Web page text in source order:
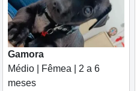
Gamora
Médio | Fêmea | 2 a 6
meses